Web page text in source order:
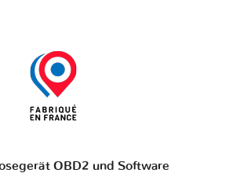
OBD2 und Software